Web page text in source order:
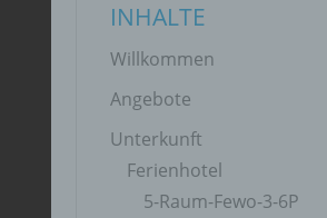
INHALTE
Willkommen
Angebote
Unterkunft
Ferienhotel
5-Raum-Fewo-3-6P